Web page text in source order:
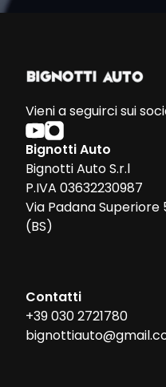
Vieni a seguirci sui
Bignotti Auto
Bignotti Auto S.r.l
P.IVA 03632230987
Via Padana
(BS)
Contatti
+39 030 2721780